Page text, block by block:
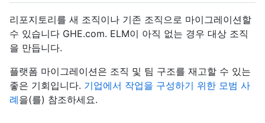
리포지토리를 새 조직이나 기존 조직으로 마이그레이션할
수 있습니다 GHE.com. ELM이 아직 없는 경우 대상 조직
을 만듭니다.
플랫폼 마이그레이션은 조직 및 팀 구조를 재고할 수 있는
좋은 기회입니다. 기업에서 작업을 구성하기 위한 모범 사
례을(를) 참조하세요.